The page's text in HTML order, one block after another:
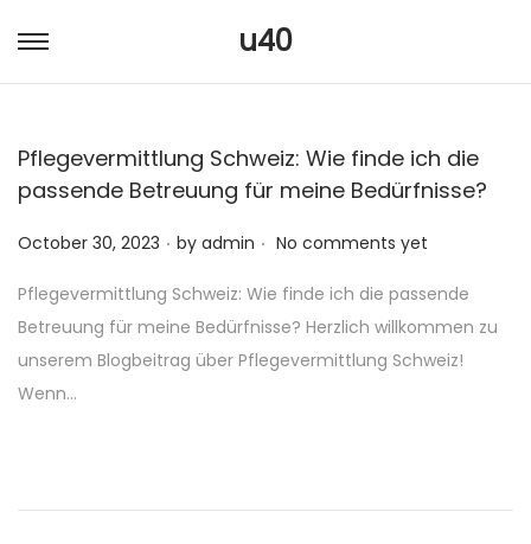
S
p
t
a
v
i
S
p
t
o
n
t
u40
Pflegevermittlung Schweiz: Wie finde ich die
passende Betreuung für meine Bedürfnisse?
P
s
t
e
d
October 30, 2023 . by admin . No comments yet
Pflegevermittlung Schweiz: Wie finde ich die passende
Betreuung für meine Bedürfnisse? Herzlich willkommen zu
unserem Blogbeitrag über Pflegevermittlung Schweiz!
Wenn…